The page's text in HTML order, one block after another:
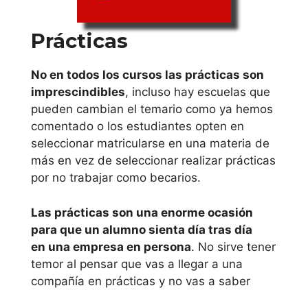
León
estudiar curso de
cursos gratuitos
con certificado
para estudiantes
online en Burgos
cursos gratuitos
con certificado
para estudiantes
online en León
Prácticas
No en todos los cursos las prácticas son
imprescindibles, incluso hay escuelas que
pueden cambian el temario como ya hemos
comentado o los estudiantes opten en
seleccionar matricularse en una materia de
más en vez de seleccionar realizar prácticas
por no trabajar como becarios.
Las prácticas son una enorme ocasión
para que un alumno sienta día tras día
en una empresa en persona. No sirve tener
temor al pensar que vas a llegar a una
compañía en prácticas y no vas a saber